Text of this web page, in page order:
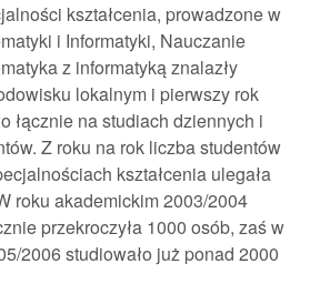
kształcenia, prowadzone w
i Informatyki, Nauczanie
z informatyką znalazły
lokalnym i pierwszy rok
łącznie na studiach dziennych i
Z roku na rok liczba studentów
kształcenia ulegała
roku akademickim 2003/2004
przekroczyła 1000 osób, zaś w
2006 studiowało już ponad 2000